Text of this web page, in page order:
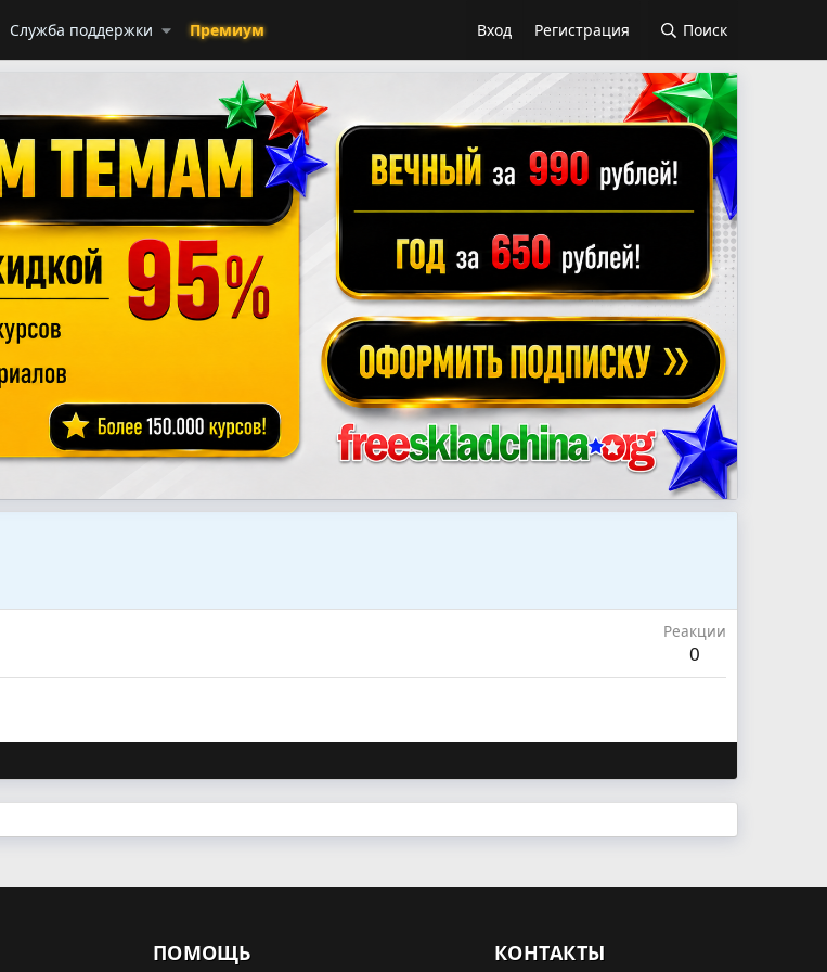
Служба поддержки Премиум Вход Регистрация Поиск
Реакции
0
ПОМОЩЬ КОНТАКТЫ